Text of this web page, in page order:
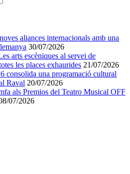
aliances internacionals amb una
30/07/2026
arts escèniques al servei de
les places exhaurides 21/07/2026
consolida una programació cultural
Raval 20/07/2026
als Premios del Teatro Musical OFF
07/2026